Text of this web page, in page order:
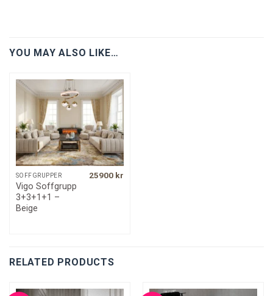
YOU MAY ALSO LIKE…
SOFFGRUPPER
Vigo Soffgrupp
3+3+1+1 –
Beige
25900 kr
RELATED PRODUCTS